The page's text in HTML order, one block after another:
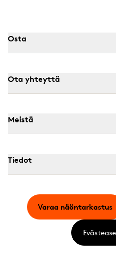
Osta
Ota yhteyttä
Meistä
Tiedot
Varaa näöntarkastus